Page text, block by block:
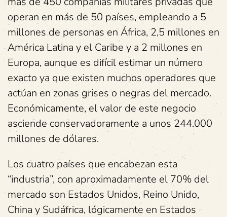
operan en más de 50 países, empleando a 5
millones de personas en África, 2,5 millones en
América Latina y el Caribe y a 2 millones en
Europa, aunque es difícil estimar un número
exacto ya que existen muchos operadores que
actúan en zonas grises o negras del mercado.
Económicamente, el valor de este negocio
asciende conservadoramente a unos 244.000
millones de dólares.
Los cuatro países que encabezan esta
“industria”, con aproximadamente el 70% del
mercado son Estados Unidos, Reino Unido,
China y Sudáfrica, lógicamente en Estados